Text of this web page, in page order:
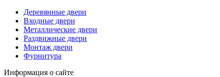
Деревянные двери
Входные двери
Металлические двери
Раздвижные двери
Монтаж двери
Фурнитура
Информация о сайте